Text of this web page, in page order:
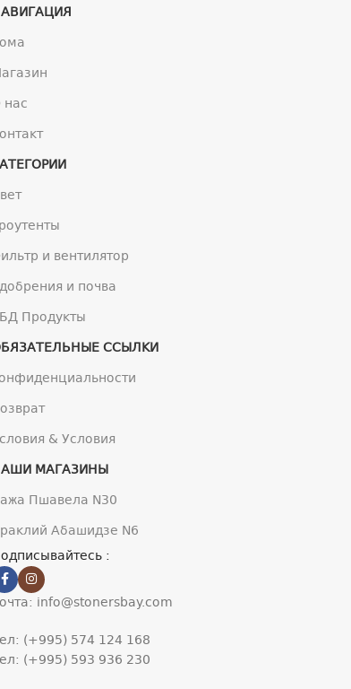
и вентилятор
и почва
Продукты
ССЫЛКИ
& Условия
МАГАЗИНЫ
Пшавела N30
Абашидзе N6
:
info@stonersbay.com
(+995) 574 124 168
(+995) 593 936 230